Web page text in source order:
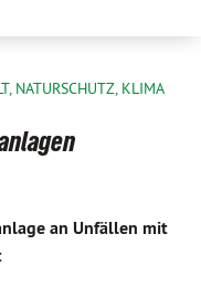
NATURSCHUTZ, KLIMA
an Unfällen mit